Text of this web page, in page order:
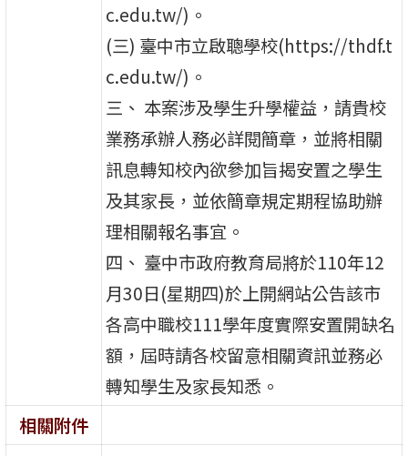
c.edu.tw/)。
(三) 臺中市立啟聰學校(https://thdf.t
c.edu.tw/)。
三、 本案涉及學生升學權益，請貴校
業務承辦人務必詳閱簡章，並將相關
訊息轉知校內欲參加旨揭安置之學生
及其家長，並依簡章規定期程協助辦
理相關報名事宜。
四、 臺中市政府教育局將於110年12
月30日(星期四)於上開網站公告該市
各高中職校111學年度實際安置開缺名
額，屆時請各校留意相關資訊並務必
轉知學生及家長知悉。
相關附件